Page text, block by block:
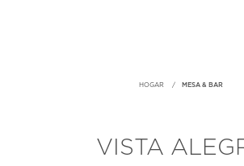
HOGAR MESA & BAR
VISTA